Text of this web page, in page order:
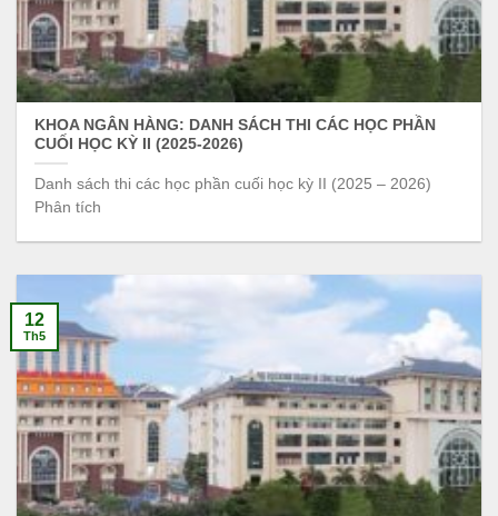
KHOA NGÂN HÀNG: DANH SÁCH THI CÁC HỌC PHẦN
CUỐI HỌC KỲ II (2025-2026)
Danh sách thi các học phần cuối học kỳ II (2025 – 2026)
Phân tích
12
Th5